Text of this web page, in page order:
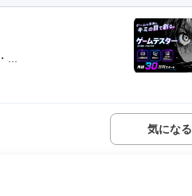
...
気になる